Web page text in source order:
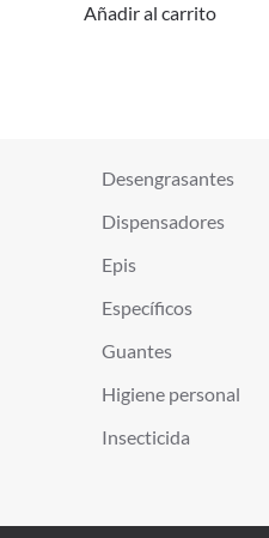
Añadir al carrito
Desengrasantes
Dispensadores
Epis
Específicos
Guantes
Higiene personal
Insecticida